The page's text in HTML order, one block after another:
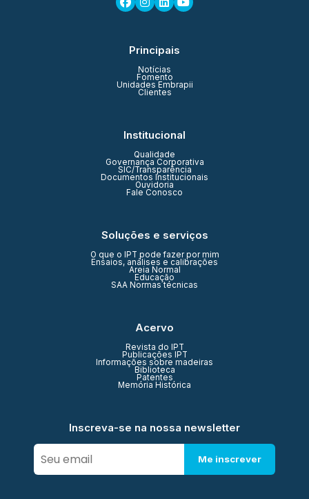
Principais
Notícias
Fomento
Unidades Embrapii
Clientes
Institucional
Qualidade
Governança Corporativa
SIC/Transparência
Documentos Institucionais
Ouvidoria
Fale Conosco
Soluções e serviços
O que o IPT pode fazer por mim
Ensaios, análises e calibrações
Areia Normal
Educação
SAA Normas técnicas
Acervo
Revista do IPT
Publicações IPT
Informações sobre madeiras
Biblioteca
Patentes
Memória Histórica
Inscreva-se na nossa newsletter
Me inscrever